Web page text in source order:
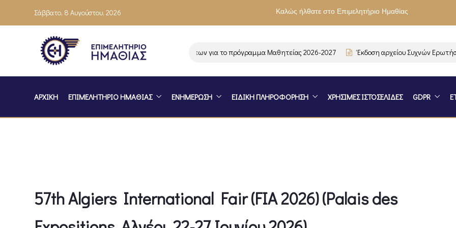
Σάββατο, 8 Αυγούστου, 2026 Καλώς ήλθατε στο Επιμελητήριο Ημαθίας
Ενημέρωση επιχειρήσεων για το πρόγραμμα Μαθητείας 2026-2027 Έκδοση αρχείου Συχνών
ΑΡΧΙΚΗ ΕΠΙΜΕΛΗΤΗΡΙΟ ΗΜΑΘΙΑΣ ΕΝΗΜΕΡΩΣΗ ΕΙΔΙΚΗ ΠΛΗΡΟΦΟΡΗΣΗ ΧΡΗΣΙΜΕΣ ΙΣΤΟΣΕΛΙΔΕΣ GDPR
57th Algiers International Fair (FIA 2026) (Palais des